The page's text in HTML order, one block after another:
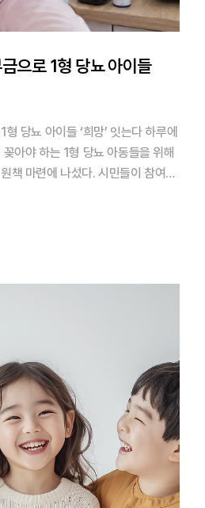
으로 1형 당뇨 아이들
뇨 아이들 ‘희망’ 잇는다 하루에
아야 하는 1형 당뇨 아동들을 위해
나섰다. 시민들이 참여한
GPT) 1형 당뇨는 식습